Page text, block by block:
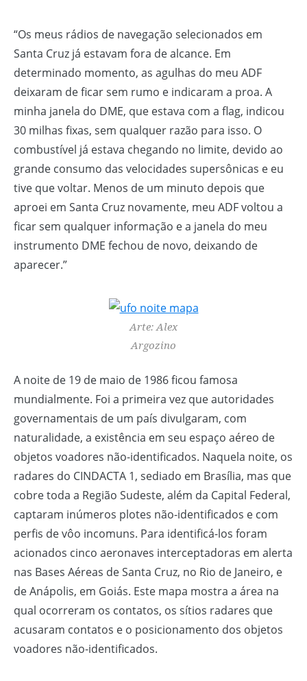
“Os meus rádios de navegação selecionados em
Santa Cruz já estavam fora de alcance. Em
determinado momento, as agulhas do meu ADF
deixaram de ficar sem rumo e indicaram a proa. A
minha janela do DME, que estava com a flag, indicou
30 milhas fixas, sem qualquer razão para isso. O
combustível já estava chegando no limite, devido ao
grande consumo das velocidades supersônicas e eu
tive que voltar. Menos de um minuto depois que
aproei em Santa Cruz novamente, meu ADF voltou a
ficar sem qualquer informação e a janela do meu
instrumento DME fechou de novo, deixando de
aparecer.”
Arte: Alex
Argozino
A noite de 19 de maio de 1986 ficou famosa
mundialmente. Foi a primeira vez que autoridades
governamentais de um país divulgaram, com
naturalidade, a existência em seu espaço aéreo de
objetos voadores não-identificados. Naquela noite, os
radares do CINDACTA 1, sediado em Brasília, mas que
cobre toda a Região Sudeste, além da Capital Federal,
captaram inúmeros plotes não-identificados e com
perfis de vôo incomuns. Para identificá-los foram
acionados cinco aeronaves interceptadoras em alerta
nas Bases Aéreas de Santa Cruz, no Rio de Janeiro, e
de Anápolis, em Goiás. Este mapa mostra a área na
qual ocorreram os contatos, os sítios radares que
acusaram contatos e o posicionamento dos objetos
voadores não-identificados.